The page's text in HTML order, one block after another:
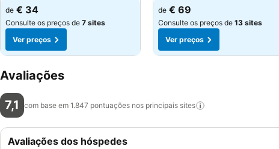
Ver preços
de € 34
Consulte os preços de 7 sites
Ver preços
Ver preços
de € 69
Consulte os preços de 13 sites
Ver preços
Avaliações
7,1 com base em 1.847 pontuações nos principais sites
Avaliações dos hóspedes